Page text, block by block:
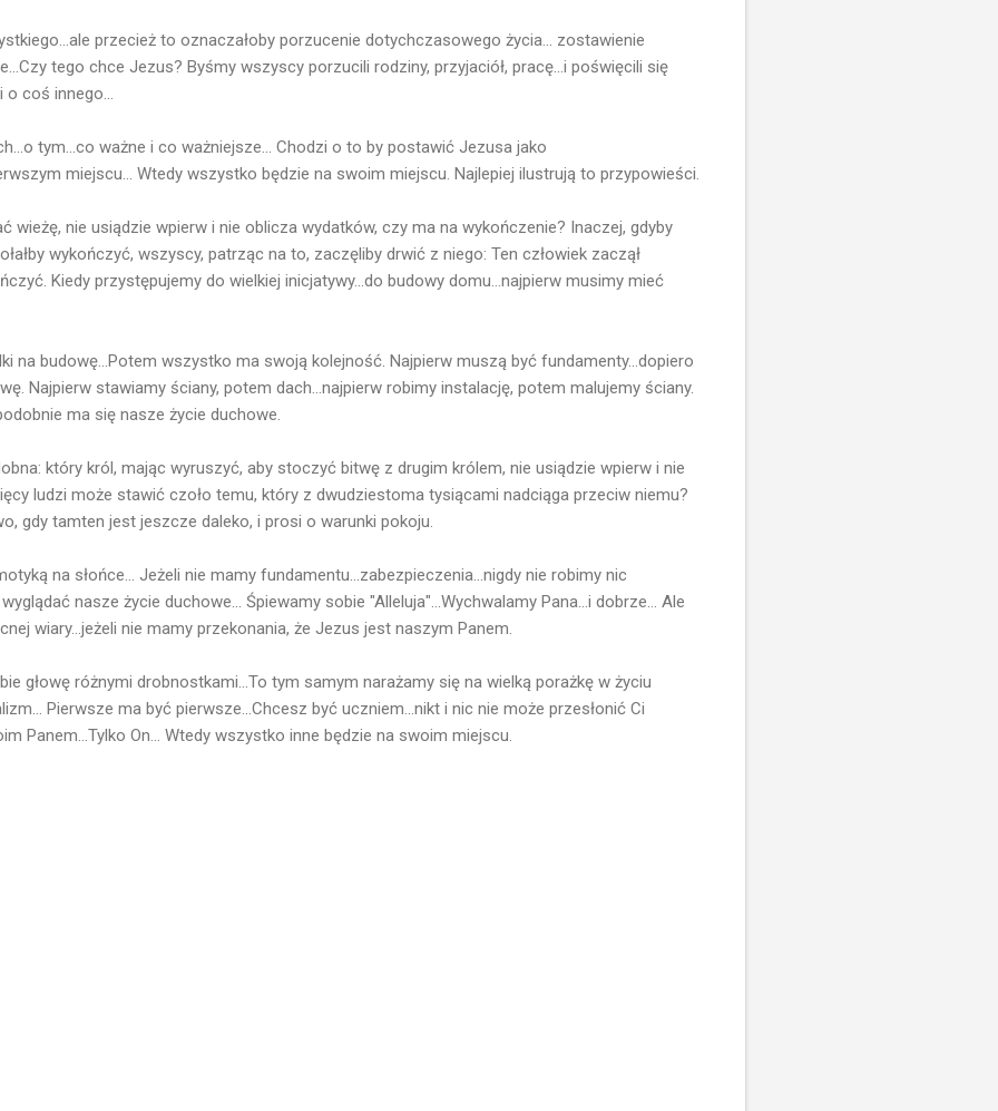
przecież to oznaczałoby porzucenie dotychczasowego życia... zostawienie
tego chce Jezus? Byśmy wszyscy porzucili rodziny, przyjaciół, pracę...i poświęcili się
coś innego...
tym...co ważne i co ważniejsze... Chodzi o to by postawić Jezusa jako
miejscu... Wtedy wszystko będzie na swoim miejscu. Najlepiej ilustrują to przypowieści.
wieżę, nie usiądzie wpierw i nie oblicza wydatków, czy ma na wykończenie? Inaczej, gdyby
wykończyć, wszyscy, patrząc na to, zaczęliby drwić z niego: Ten człowiek zaczął
Kiedy przystępujemy do wielkiej inicjatywy...do budowy domu...najpierw musimy mieć
na budowę...Potem wszystko ma swoją kolejność. Najpierw muszą być fundamenty...dopiero
Najpierw stawiamy ściany, potem dach...najpierw robimy instalację, potem malujemy ściany.
ma się nasze życie duchowe.
który król, mając wyruszyć, aby stoczyć bitwę z drugim królem, nie usiądzie wpierw i nie
ludzi może stawić czoło temu, który z dwudziestoma tysiącami nadciąga przeciw niemu?
gdy tamten jest jeszcze daleko, i prosi o warunki pokoju.
na słońce... Jeżeli nie mamy fundamentu...zabezpieczenia...nigdy nie robimy nic
nasze życie duchowe... Śpiewamy sobie "Alleluja"...Wychwalamy Pana...i dobrze... Ale
wiary...jeżeli nie mamy przekonania, że Jezus jest naszym Panem.
głowę różnymi drobnostkami...To tym samym narażamy się na wielką porażkę w życiu
Pierwsze ma być pierwsze...Chcesz być uczniem...nikt i nic nie może przesłonić Ci
Panem...Tylko On... Wtedy wszystko inne będzie na swoim miejscu.